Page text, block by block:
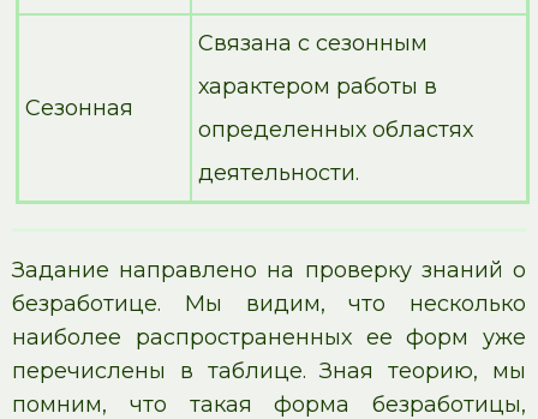
Сезонная
Связана с сезонным
характером работы в
определенных областях
деятельности.
Задание направлено на проверку знаний о
безработице. Мы видим, что несколько
наиболее распространенных ее форм уже
перечислены в таблице. Зная теорию, мы
помним, что такая форма безработицы,